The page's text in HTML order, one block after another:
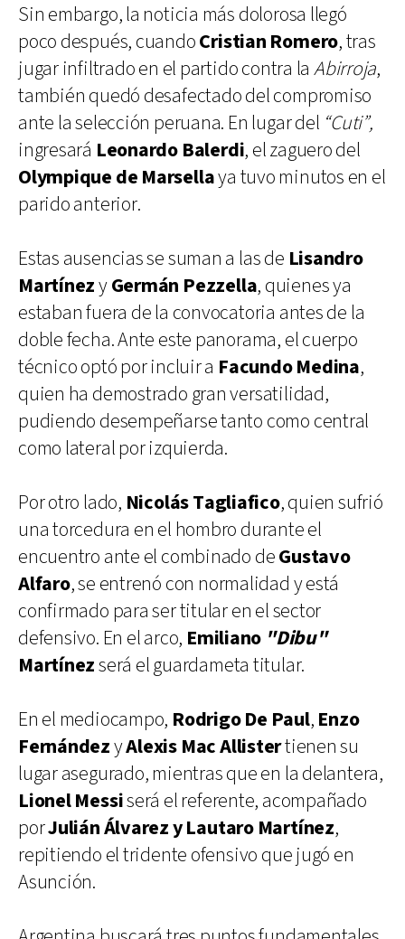
Sin embargo, la noticia más dolorosa llegó
poco después, cuandoCristian Romero, tras
jugar infiltrado en el partido contra la Abirroja,
también quedó desafectado del compromiso
ante la selección peruana. En lugar del “Cuti”,
ingresará Leonardo Balerdi, el zaguero del
Olympique de Marsellaya tuvo minutos en el
parido anterior.
Estas ausencias se suman a las de Lisandro
MartínezyGermán Pezzella, quienes ya
estaban fuera de la convocatoria antes de la
doble fecha. Ante este panorama, el cuerpo
técnico optó por incluir a Facundo Medina,
quien ha demostrado gran versatilidad,
pudiendo desempeñarse tanto como central
como lateral por izquierda.
Por otro lado, Nicolás Tagliafico, quien sufrió
una torcedura en el hombro durante el
encuentro ante el combinado deGustavo
Alfaro, se entrenó con normalidad y está
confirmado para ser titular en el sector
defensivo. En el arco, Emiliano "Dibu"
Martínezserá el guardameta titular.
En el mediocampo, Rodrigo De Paul, Enzo
FernándezyAlexis Mac Allistertienen su
lugar asegurado, mientras que en la delantera,
Lionel Messiserá el referente, acompañado
porJulián Álvarezy Lautaro Martínez,
repitiendo el tridente ofensivo que jugó en
Asunción.